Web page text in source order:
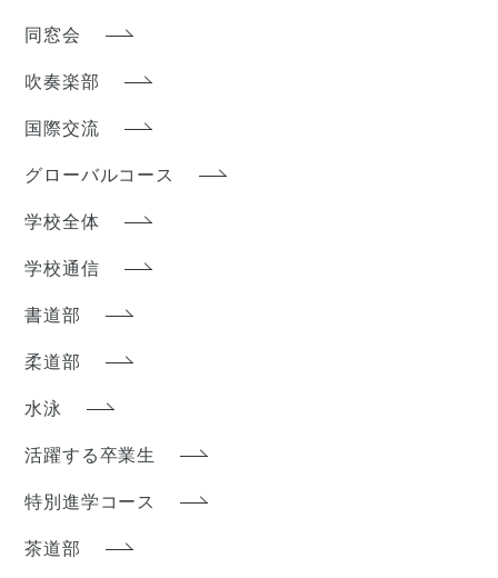
同窓会
吹奏楽部
国際交流
グローバルコース
学校全体
学校通信
書道部
柔道部
水泳
活躍する卒業生
特別進学コース
茶道部